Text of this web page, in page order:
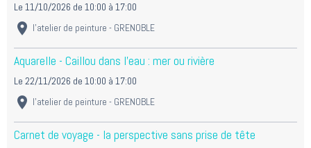
Le 11/10/2026 de 10:00 à 17:00
l'atelier de peinture - GRENOBLE
Aquarelle - Caillou dans l'eau : mer ou rivière
Le 22/11/2026 de 10:00 à 17:00
l'atelier de peinture - GRENOBLE
Carnet de voyage - la perspective sans prise de tête